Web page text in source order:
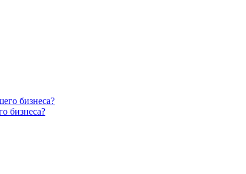
бизнеса?